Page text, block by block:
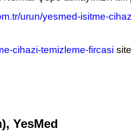
urun/yesmed-isitme-
cihazi-temizleme-fircasi
YesMed